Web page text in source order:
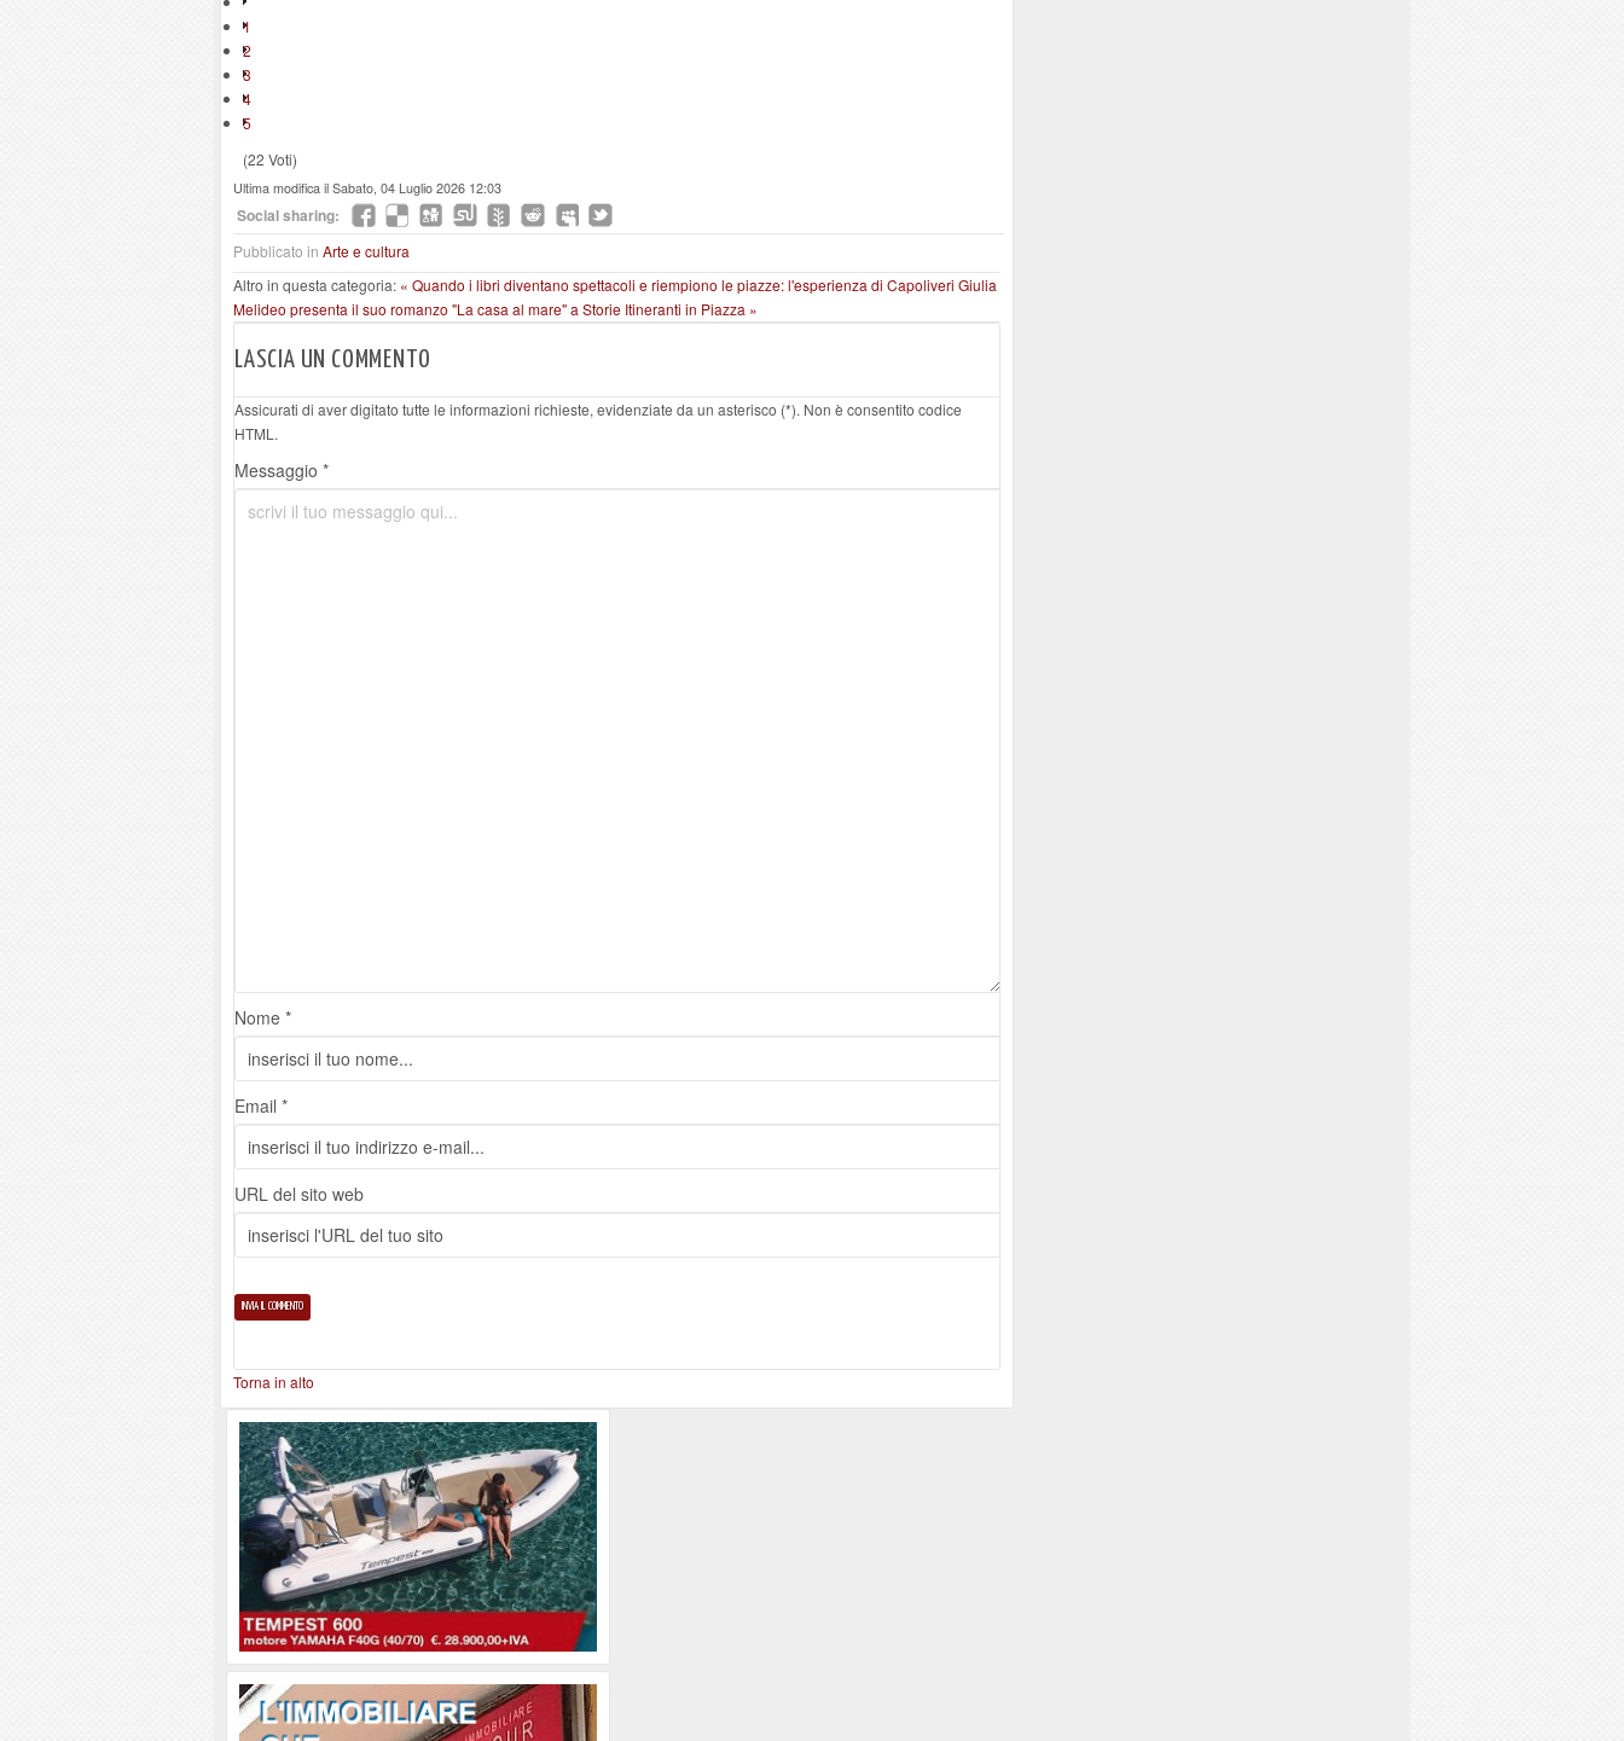
1
2
3
4
5
(22 Voti)
Ultima modifica il Sabato, 04 Luglio 2026 12:03
Social sharing:
Pubblicato in Arte e cultura
Altro in questa categoria: « Quando i libri diventano spettacoli e riempiono le piazze: l'esperienza di Capoliveri Giulia
Melideo presenta il suo romanzo "La casa al mare" a Storie Itineranti in Piazza »
LASCIA UN COMMENTO
Assicurati di aver digitato tutte le informazioni richieste, evidenziate da un asterisco (*). Non è consentito codice
HTML.
Messaggio *
Nome *
Email *
URL del sito web
Torna in alto